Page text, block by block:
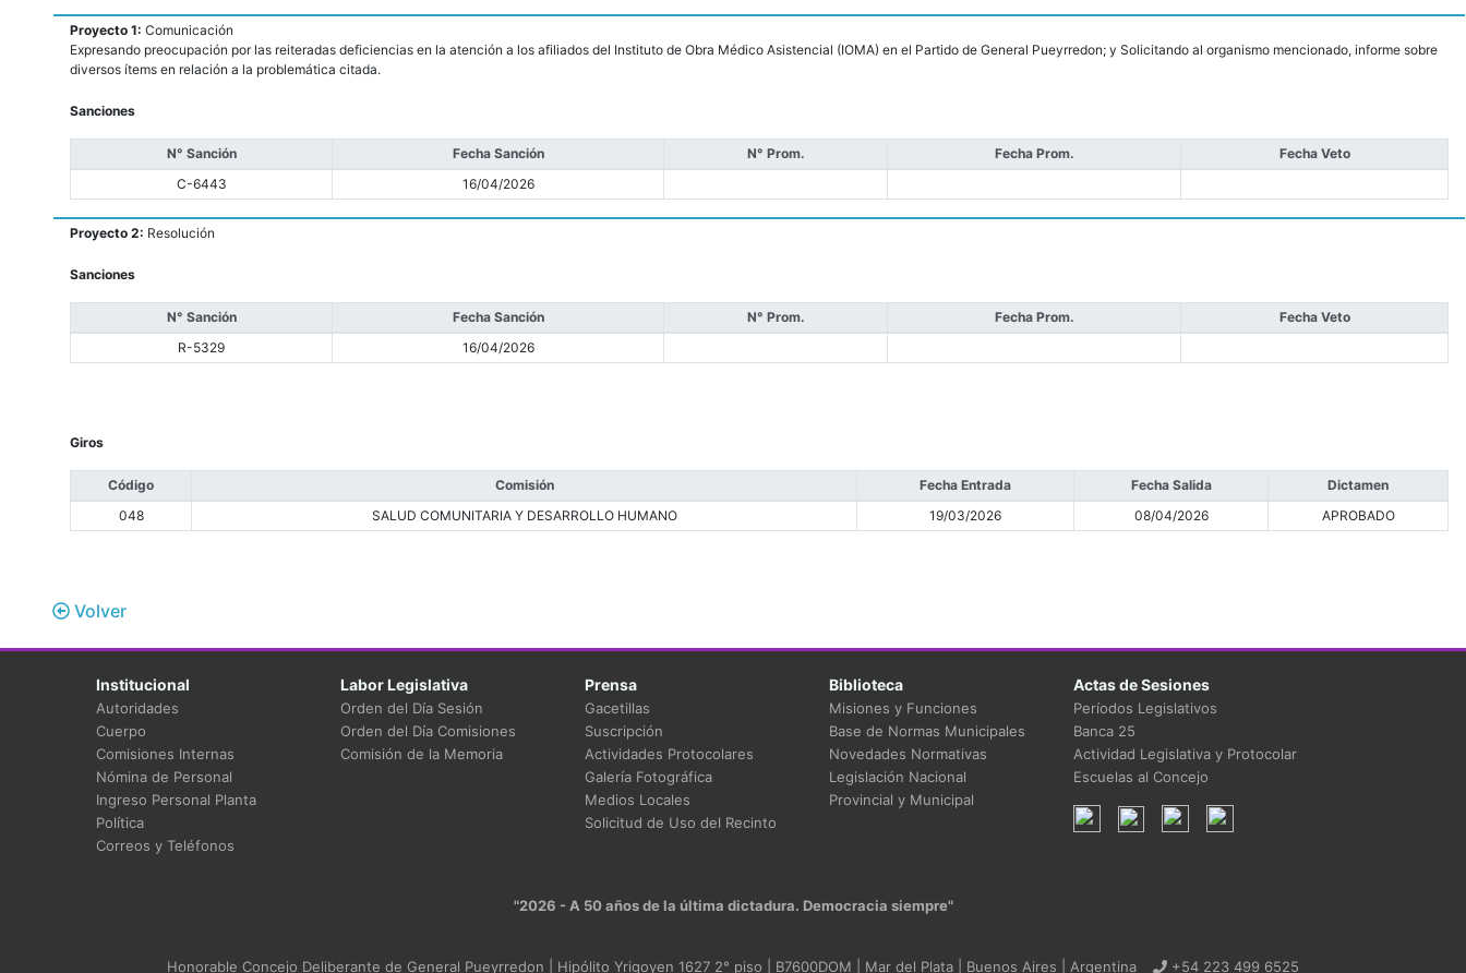
Proyecto 1: Comunicación
Expresando preocupación por las reiteradas deficiencias en la atención a los afiliados del Instituto de Obra Médico Asistencial (IOMA) en el Partido de General Pueyrredon; y Solicitando al organismo mencionado, informe sobre
diversos ítems en relación a la problemática citada.
Sanciones
N° Sanción Fecha Sanción N° Prom. Fecha Prom.
Fecha Veto
C-6443
16/04/2026
Proyecto 2: Resolución
Sanciones
N° Sanción Fecha Sanción N° Prom. Fecha Prom.
Fecha Veto
R-5329
16/04/2026
Giros
Código Comisión Fecha Entrada Fecha Salida
Dictamen
048
SALUD COMUNITARIA Y DESARROLLO HUMANO 19/03/2026 08/04/2026 APROBADO
Volver
Institucional
Autoridades
Cuerpo
Comisiones Internas
Nómina de Personal
Ingreso Personal Planta
Política
Correos y Teléfonos
Labor Legislativa
Orden del Día Sesión
Orden del Día Comisiones
Comisión de la Memoria
Prensa
Gacetillas
Suscripción
Actividades Protocolares
Galería Fotográfica
Medios Locales
Solicitud de Uso del Recinto
Biblioteca
Misiones y Funciones
Base de Normas Municipales
Novedades Normativas
Legislación Nacional
Provincial y Municipal
Actas de Sesiones
Períodos Legislativos
Banca 25
Actividad Legislativa y Protocolar
Escuelas al Concejo
"2026 - A 50 años de la última dictadura. Democracia siempre"
Honorable Concejo Deliberante de General Pueyrredon | Hipólito Yrigoyen 1627 2° piso | B7600DOM | Mar del Plata | Buenos Aires | Argentina +54 223 499 6525